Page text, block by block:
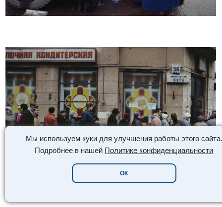
Мы используем куки для улучшения работы этого сайта.
Подробнее в нашей Политике конфиденциальности
ОК